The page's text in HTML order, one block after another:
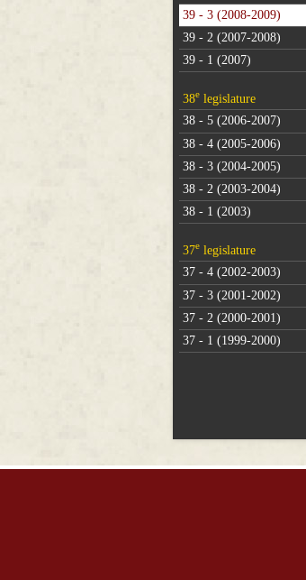
39 - 3 (2008-2009)
39 - 2 (2007-2008)
39 - 1 (2007)
38elegislature
38 - 5 (2006-2007)
38 - 4 (2005-2006)
38 - 3 (2004-2005)
38 - 2 (2003-2004)
38 - 1 (2003)
37elegislature
37 - 4 (2002-2003)
37 - 3 (2001-2002)
37 - 2 (2000-2001)
37 - 1 (1999-2000)